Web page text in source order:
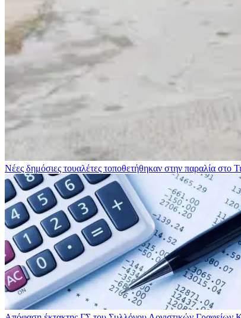
Νέες δημόσιες τουαλέτες τοποθετήθηκαν στην παραλία στο